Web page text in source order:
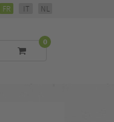
FR IT NL
0